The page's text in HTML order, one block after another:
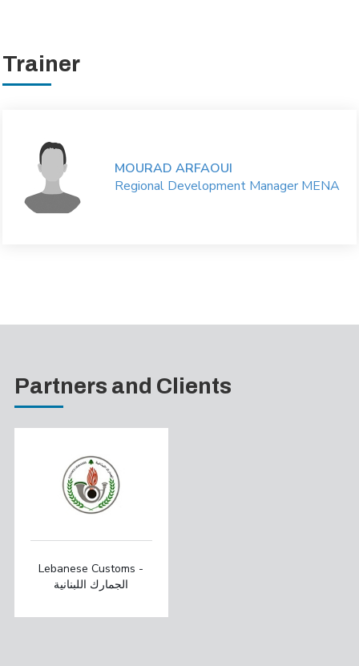
Trainer
MOURAD ARFAOUI
Regional Development Manager MENA
Partners and Clients
Lebanese Customs -
الجمارك اللبنانية